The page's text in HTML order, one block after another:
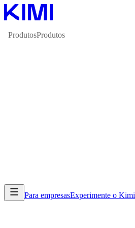
ProdutosProdutos
Para empresasExperimente o Kimi